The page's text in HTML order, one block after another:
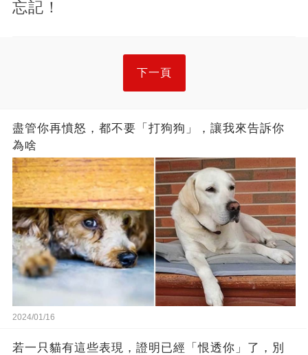
忘記！
下一頁
盡管你再憤怒，都不要「打狗狗」，讓我來告訴你
為啥
2024/01/16
若一只貓有這些表現，證明已經「恨透你」了，別